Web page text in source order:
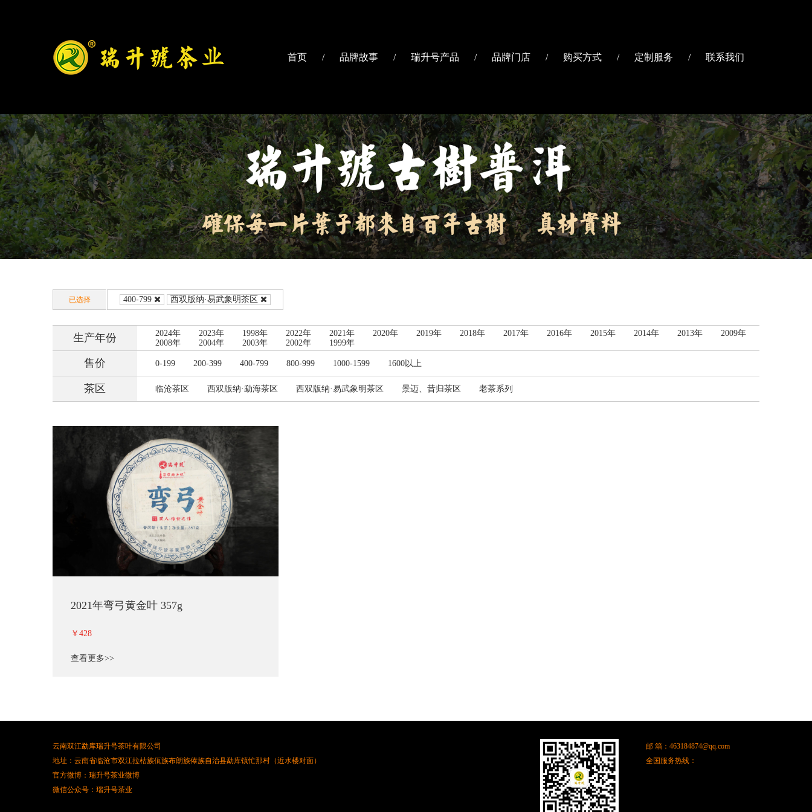
首页 / 品牌故事 / 瑞升号产品 / 品牌门店 / 购买方式 / 定制服务 / 联系我们
已选择 400-799 西双版纳·易武象明茶区
生产年份 2024年 2023年 1998年 2022年 2021年 2020年 2019年 2018年 2017年 2016年 2015年 2014年 2013年
2009年
2008年
2004年 2003年 2002年 1999年
售价 0-199 200-399 400-799 800-999 1000-1599 1600以上
茶区 临沧茶区 西双版纳·勐海茶区 西双版纳·易武象明茶区 景迈、昔归茶区 老茶系列
2021年弯弓黄金叶 357g
￥428
查看更多>>
云南双江勐库瑞升号茶叶有限公司
地址：云南省临沧市双江拉枯族佤族布朗族傣族自治县勐库镇忙那村（近水楼对面）
官方微博：瑞升号茶业微博
微信公众号：瑞升号茶业
邮 箱：463184874@qq.com
全国服务热线：